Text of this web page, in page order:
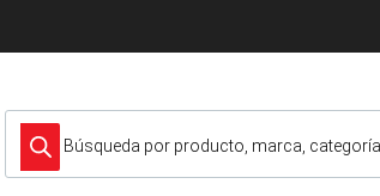
Búsqueda de productos